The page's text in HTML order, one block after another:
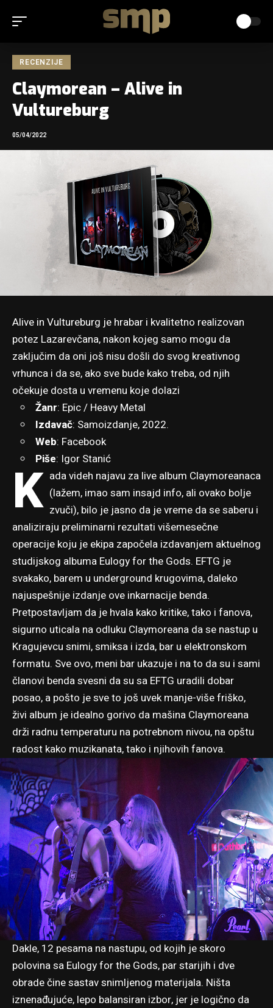
RECENZIJE
Claymorean – Alive in
Vultureburg
05/04/2022
Alive in Vultureburg je hrabar i kvalitetno realizovan
potez Lazarevčana, nakon kojeg samo mogu da
zaključim da oni još nisu došli do svog kreativnog
vrhunca i da se, ako sve bude kako treba, od njih
očekuje dosta u vremenu koje dolazi
Žanr: Epic / Heavy Metal
Izdavač: Samoizdanje, 2022.
Web: Facebook
Piše: Igor Stanić
K ada videh najavu za live album Claymoreanaca
(lažem, imao sam insajd info, ali ovako bolje
zvuči), bilo je jasno da je vreme da se saberu i
analiziraju preliminarni rezultati višemesečne
operacije koju je ekipa započela izdavanjem aktuelnog
studijskog albuma Eulogy for the Gods. EFTG je
svakako, barem u underground krugovima, daleko
najuspešnije izdanje ove inkarnacije benda.
Pretpostavljam da je hvala kako kritike, tako i fanova,
sigurno uticala na odluku Claymoreana da se nastup u
Kragujevcu snimi, smiksa i izda, bar u elektronskom
formatu. Sve ovo, meni bar ukazuje i na to da su i sami
članovi benda svesni da su sa EFTG uradili dobar
posao, a pošto je sve to još uvek manje-više friško,
živi album je idealno gorivo da mašina Claymoreana
drži radnu temperaturu na potrebnom nivou, na opštu
radost kako muzikanata, tako i njihovih fanova.
Dakle, 12 pesama na nastupu, od kojih je skoro
polovina sa Eulogy for the Gods, par starijih i dve
obrade čine sastav snimljenog materijala. Ništa
iznenađujuće, lepo balansiran izbor, jer je logično da